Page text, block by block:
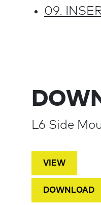
09.
L6 Side
VIEW
DOWNLOAD